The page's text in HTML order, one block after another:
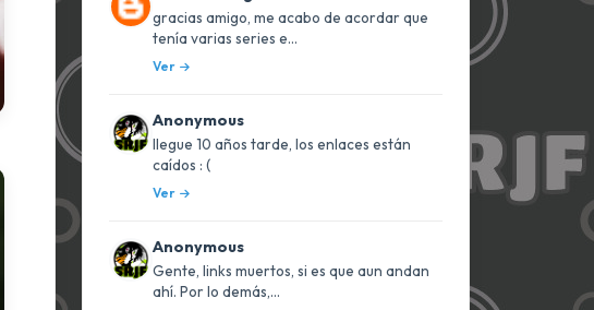
gracias amigo, me acabo de acordar que
tenía varias series e...
Ver
Anonymous
llegue 10 años tarde, los enlaces están
caídos : (
Ver
Anonymous
Gente, links muertos, si es que aun andan
ahí. Por lo demás,...